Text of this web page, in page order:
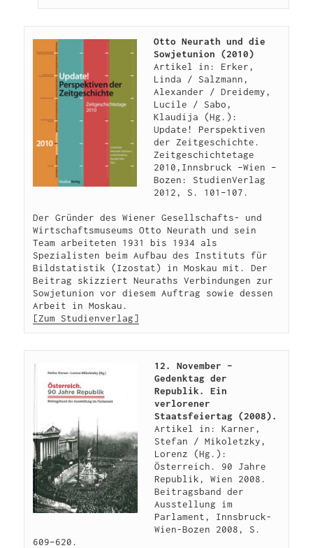
Otto Neurath und die
Sowjetunion (2010)
Artikel in: Erker,
Linda / Salzmann,
Alexander / Dreidemy,
Lucile / Sabo,
Klaudija (Hg.):
Update! Perspektiven
der Zeitgeschichte.
Zeitgeschichtetage
2010,Innsbruck –Wien –
Bozen: StudienVerlag
2012, S. 101–107.
Der Gründer des Wiener Gesellschafts- und
Wirtschaftsmuseums Otto Neurath und sein
Team arbeiteten 1931 bis 1934 als
Spezialisten beim Aufbau des Instituts für
Bildstatistik (Izostat) in Moskau mit. Der
Beitrag skizziert Neuraths Verbindungen zur
Sowjetunion vor diesem Auftrag sowie dessen
[Zum Studienverlag]
12. November –
Gedenktag der
Republik. Ein
verlorener
Staatsfeiertag (2008).
Artikel in: Karner,
Stefan / Mikoletzky,
Lorenz (Hg.):
Österreich. 90 Jahre
Republik, Wien 2008.
Beitragsband der
Ausstellung im
Parlament, Innsbruck-
Wien-Bozen 2008, S.
609–620.